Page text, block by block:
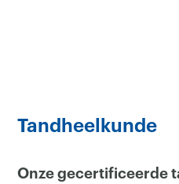
Tandheelkunde
Onze gecertificeerde